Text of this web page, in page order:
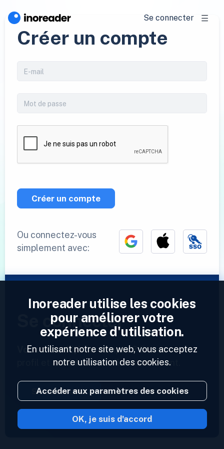
Se connecter
Créer un compte
Créer un compte
Ou connectez-vous
simplement avec:
Se connecter
Vous avez déjà un compte ? Entrez votre
profil et accédez à vos flux maintenant.
Se connecter
2023 © Inoreader
Inoreader utilise les cookies
pour améliorer votre
expérience d'utilisation.
En utilisant notre site web, vous acceptez
notre utilisation des cookies.
Accéder aux paramètres des cookies
OK, je suis d'accord